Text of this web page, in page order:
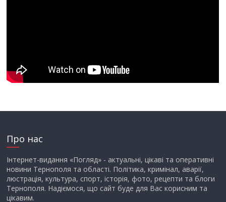
Про нас
Інтернет-видання «Погляд» - актуальні, цікаві та оперативні
новини Тернополя та області. Політика, кримінал, аварії,
люстрація, культура, спорт, історія, фото, рецепти та блоги
Тернополя. Надіємося, що сайт буде для Вас корисним та
цікавим.